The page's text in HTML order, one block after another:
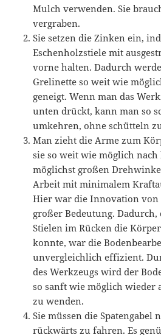
Mulch verwenden. Sie
vergraben.
Sie setzen die Zinken ein,
Eschenholzstiele mit
vorne halten. Dadurch
Grelinette so weit wie
geneigt. Wenn man das
unten drückt, kann man so
umkehren, ohne schütteln
Man zieht die Arme zum
sie so weit wie möglich
möglichst großen
Arbeit mit minimalem
Hier war die Innovation
großer Bedeutung. Dadurch,
Stielen im Rücken die
konnte, war die
unvergleichlich effizient.
des Werkzeugs wird der
so sanft wie möglich wieder
zu wenden.
Sie müssen die Spatengabel
rückwärts zu fahren. Es